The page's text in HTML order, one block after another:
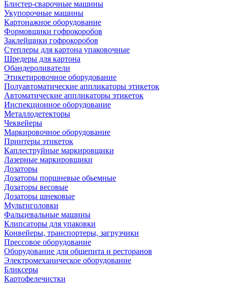
Блистер-сварочные машины
Укупорочные машины
Картонажное оборудование
Формовщики гофрокоробов
Заклейщики гофрокоробов
Степлеры для картона упаковочные
Шредеры для картона
Обандероливатели
Этикетировочное оборудование
Полуавтоматические аппликаторы этикеток
Автоматические аппликаторы этикеток
Инспекционное оборудование
Металлодетекторы
Чеквейеры
Маркировочное оборудование
Принтеры этикеток
Каплеструйные маркировщики
Лазерные маркировщики
Дозаторы
Дозаторы поршневые обьемные
Дозаторы весовые
Дозаторы шнековые
Мультиголовки
Фальцевальные машины
Клипсаторы для упаковки
Конвейеры, транспортеры, загрузчики
Прессовое оборудование
Оборудование для общепита и ресторанов
Электромеханическое оборудование
Бликсеры
Картофелечистки